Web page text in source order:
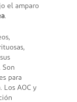
el amparo
.
Son
para
Los AOC y